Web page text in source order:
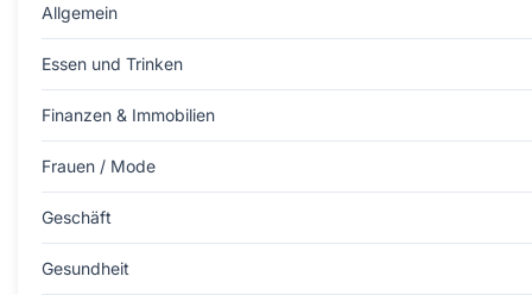
Allgemein
Essen und Trinken
Finanzen & Immobilien
Frauen / Mode
Geschäft
Gesundheit